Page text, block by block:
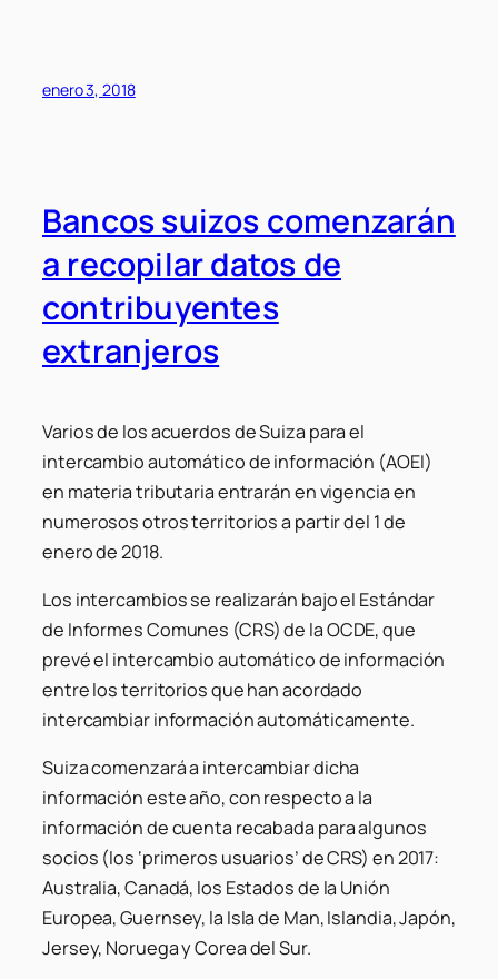
enero 3, 2018
Bancos suizos comenzarán
a recopilar datos de
contribuyentes
extranjeros
Varios de los acuerdos de Suiza para el
intercambio automático de información (AOEI)
en materia tributaria entrarán en vigencia en
numerosos otros territorios a partir del 1 de
enero de 2018.
Los intercambios se realizarán bajo el Estándar
de Informes Comunes (CRS) de la OCDE, que
prevé el intercambio automático de información
entre los territorios que han acordado
intercambiar información automáticamente.
Suiza comenzará a intercambiar dicha
información este año, con respecto a la
información de cuenta recabada para algunos
socios (los ‘primeros usuarios’ de CRS) en 2017:
Australia, Canadá, los Estados de la Unión
Europea, Guernsey, la Isla de Man, Islandia, Japón,
Jersey, Noruega y Corea del Sur.